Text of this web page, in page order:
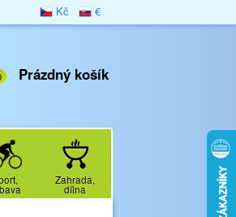
Kč €
Prázdný košík
Zahrada,
dílna